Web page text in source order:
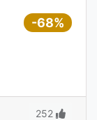
-68%
252